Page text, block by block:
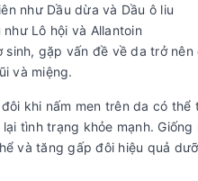
như Dầu dừa và Dầu ô liu
Lô hội và Allantoin
gặp vấn đề về da trở
và miệng.
khi nấm men trên da có
tình trạng khỏe mạnh.
và tăng gấp đôi hiệu quả